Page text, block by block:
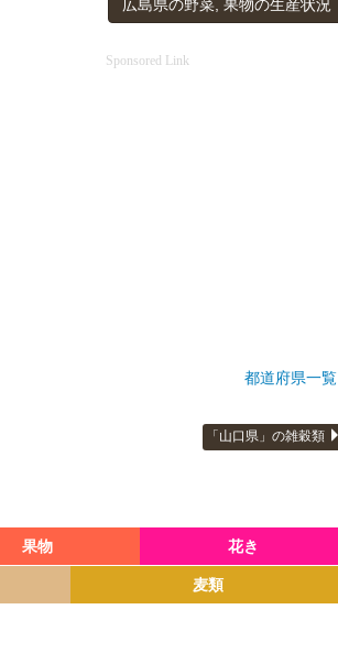
広島県の野菜, 果物の生産状況
Sponsored Link
都道府県一覧
「山口県」の雑穀類
果物 花き
麦類